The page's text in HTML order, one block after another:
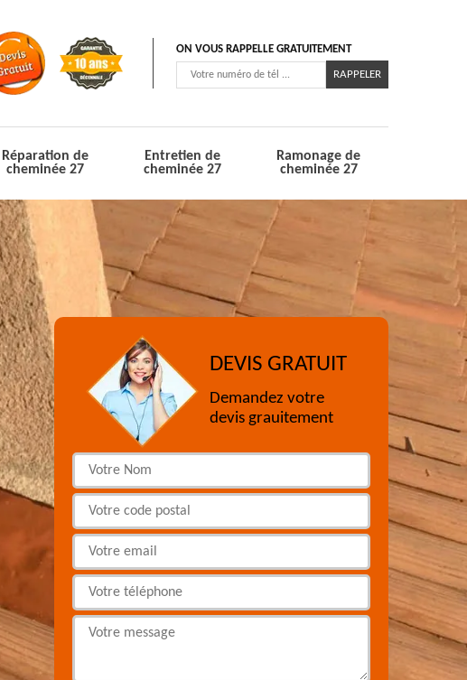
ON VOUS RAPPELLE GRATUITEMENT
Réparation de
cheminée 27
Entretien de
cheminée 27
Ramonage de
cheminée 27
DEVIS GRATUIT
Demandez votre
devis grauitement